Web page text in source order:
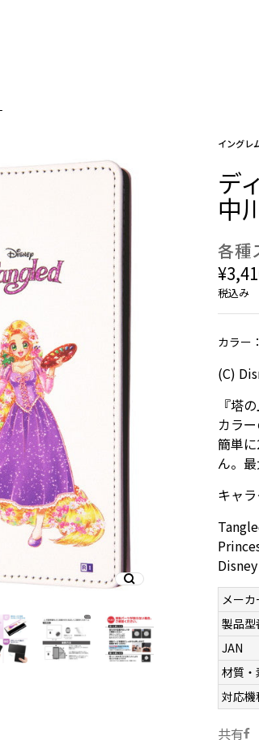
イングレ
デ
中
各種
税込み
カラー：
(C)
『塔
カラ
簡単
ん。
キャ
メーカ
製品型
JAN
材質・
対応機
共有